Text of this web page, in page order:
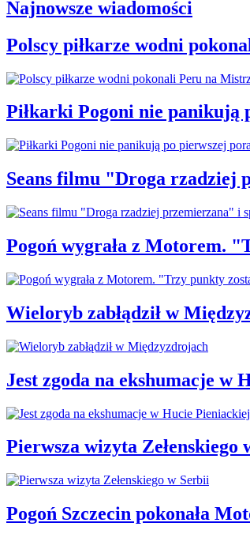
Najnowsze wiadomości
Polscy piłkarze wodni
Piłkarki Pogoni nie panikują
Seans filmu "Droga rzadziej
Pogoń wygrała z Motorem.
Wieloryb zabłądził w
Jest zgoda na ekshumacje w
Pierwsza wizyta Zełenskiego
Pogoń Szczecin pokonała